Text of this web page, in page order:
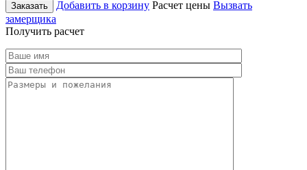
Заказать Добавить в корзину Расчет цены Вызвать
замерщика
Получить расчет